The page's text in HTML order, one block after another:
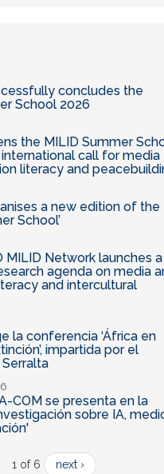
concludes the
School 2026
the MILID Summer
call for media
literacy and
a new edition of the
School’
MILID Network launches a
agenda on media
and intercultural
la conferencia ‘África en
impartida por el
COM se presenta en la
sobre IA,
1 of 6 next ›